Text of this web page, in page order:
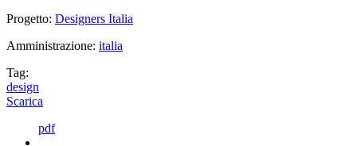
Progetto: Designers Italia
Amministrazione: italia
Tag:
design
Scarica
pdf